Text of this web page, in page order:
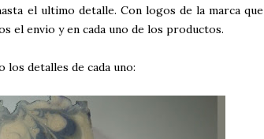
el ultimo detalle. Con logos de la marca que
el envio y en cada uno de los productos.
detalles de cada uno: